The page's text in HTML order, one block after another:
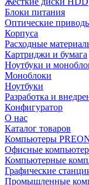
Блоки питания
Оптические
Корпуса
Расходные
Картриджи и бумага
Ноутбуки и
Моноблоки
Ноутбуки
Разработка и
Конфигуратор
О нас
Каталог товаров
Компьютеры
Офисные
Компьютерные
Графические
Промышленные